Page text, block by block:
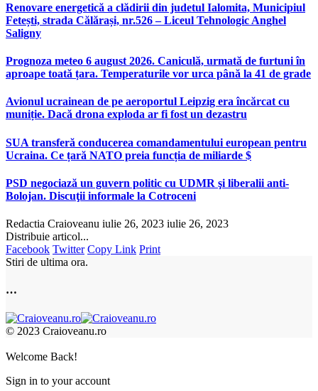
Renovare energetică a clădirii din judetul Ialomita, Municipiul
Fetești, strada Călărași, nr.526 – Liceul Tehnologic Anghel
Saligny
Prognoza meteo 6 august 2026. Caniculă, urmată de furtuni în
aproape toată țara. Temperaturile vor urca până la 41 de grade
Avionul ucrainean de pe aeroportul Leipzig era încărcat cu
muniție. Dacă drona exploda ar fi fost un dezastru
SUA transferă conducerea comandamentului european pentru
Ucraina. Ce țară NATO preia funcția de miliarde $
PSD negociază un guvern politic cu UDMR şi liberalii anti-
Bolojan. Discuţii informale la Cotroceni
Redactia Craioveanu iulie 26, 2023 iulie 26, 2023
Distribuie articol...
Facebook Twitter Copy Link Print
Stiri de ultima ora.
…
© 2023 Craioveanu.ro
Welcome Back!
Sign in to your account